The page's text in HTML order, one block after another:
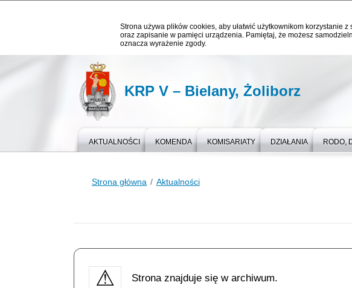
Strona używa plików cookies, aby ułatwić użytkownikom korzystanie
oraz zapisanie w pamięci urządzenia. Pamiętaj, że możesz
oznacza wyrażenie zgody.
KRP V – Bielany, Żoliborz
AKTUALNOŚCI KOMENDA KOMISARIATY DZIAŁANIA RODO,
Strona główna Aktualności
Strona znajduje się w archiwum.